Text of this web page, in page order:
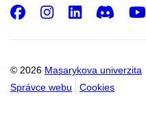
© 2026 Masarykova univerzita
Správce webu
Cookies
Facebook
Instagram